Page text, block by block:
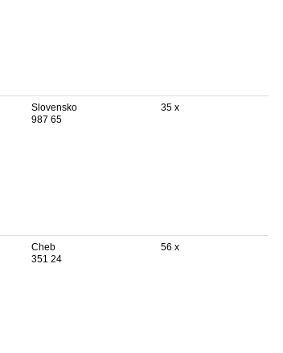
Slovensko
987 65
35 x
Cheb
351 24
56 x